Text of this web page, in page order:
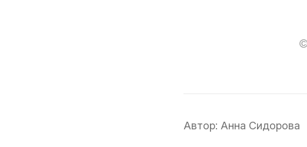
Автор: Анна Сидорова